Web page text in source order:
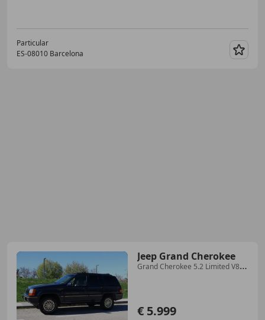
Particular
ES-08010 Barcelona
Jeep Grand Cherokee
Grand Cherokee 5.2 Limited V8
€ 5.999